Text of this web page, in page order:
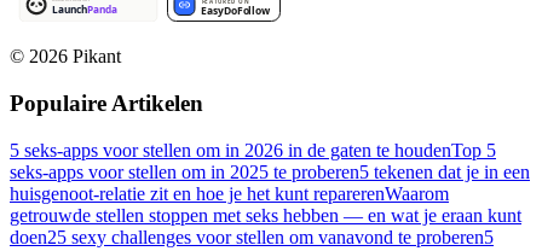
© 2026 Pikant
Populaire Artikelen
5 seks-apps voor stellen om in 2026 in de gaten te houdenTop 5
seks-apps voor stellen om in 2025 te proberen5 tekenen dat je in een
huisgenoot-relatie zit en hoe je het kunt reparerenWaarom
getrouwde stellen stoppen met seks hebben — en wat je eraan kunt
doen25 sexy challenges voor stellen om vanavond te proberen5